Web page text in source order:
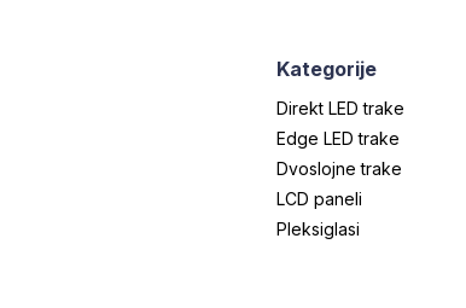
Kategorije
Direkt LED trake
Edge LED trake
Dvoslojne trake
LCD paneli
Pleksiglasi